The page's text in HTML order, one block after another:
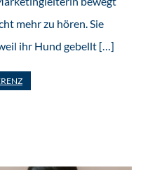
mehr zu hören. Sie
ihr Hund gebellt […]